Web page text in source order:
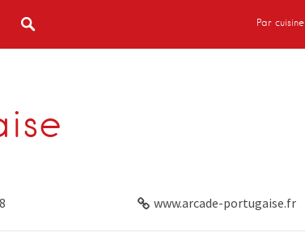
Par cuisine
www.arcade-portugaise.fr